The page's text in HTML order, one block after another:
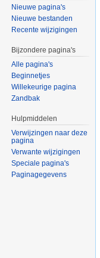
Nieuwe pagina's
Nieuwe bestanden
Recente wijzigingen
Bijzondere pagina's
Alle pagina's
Beginnetjes
Willekeurige pagina
Zandbak
Hulpmiddelen
Verwijzingen naar deze
pagina
Verwante wijzigingen
Speciale pagina's
Paginagegevens